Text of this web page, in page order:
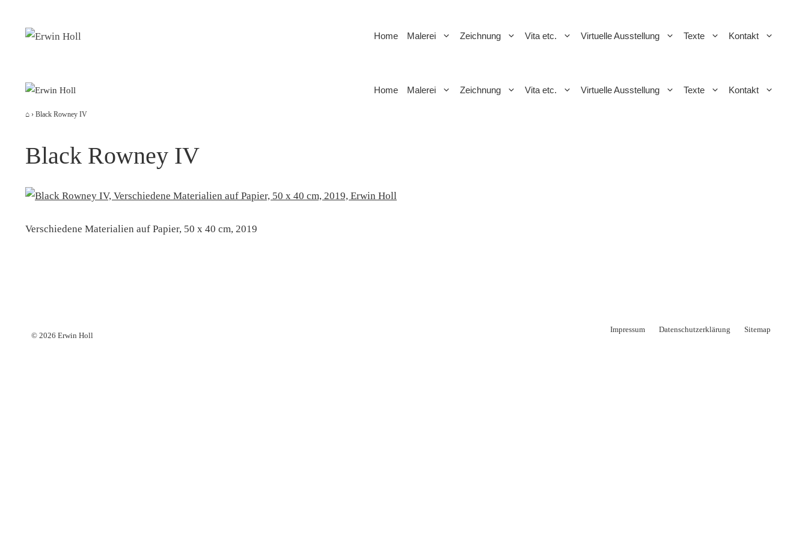
Home Malerei Zeichnung Vita etc. Virtuelle Ausstellung Texte Kontakt
Home Malerei Zeichnung Vita etc. Virtuelle Ausstellung Texte Kontakt
⌂ › Black Rowney IV
Black Rowney IV
Verschiedene Materialien auf Papier, 50 x 40 cm, 2019
Impressum Datenschutzerklärung Sitemap
© 2026 Erwin Holl